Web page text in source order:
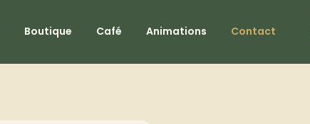
Boutique Café Animations Contact